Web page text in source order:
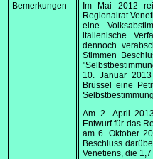
Bemerkungen
Im Mai 2012
Regionalrat
eine
italienische
dennoch
Stimmen
10. Januar 2013
Brüssel eine
Am 2. April
Entwurf für das
am 6. Oktober
Beschluss
Venetiens, die